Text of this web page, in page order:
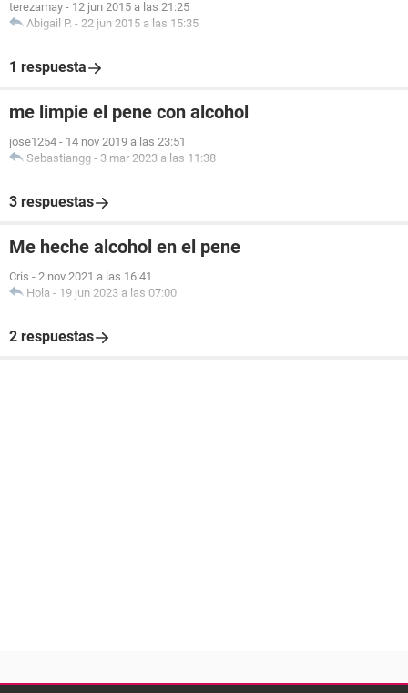
terezamay - 12 jun 2015 a las 21:25
Abigail P. - 22 jun 2015 a las 15:35
1 respuesta
me limpie el pene con alcohol
jose1254 - 14 nov 2019 a las 23:51
Sebastiangg - 3 mar 2023 a las 11:38
3 respuestas
Me heche alcohol en el pene
Cris - 2 nov 2021 a las 16:41
Hola - 19 jun 2023 a las 07:00
2 respuestas